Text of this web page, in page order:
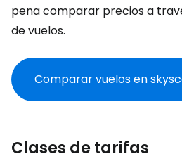
pena comparar precios a
de vuelos.
Comparar vuelos en
Clases de tarifas